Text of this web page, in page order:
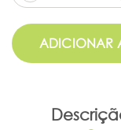
ADICIONAR